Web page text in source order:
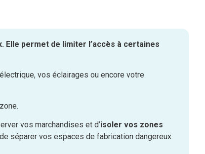
permet de limiter l’accès à certaines
vos éclairages ou encore votre
vos marchandises et d’isoler vos zones
séparer vos espaces de fabrication dangereux